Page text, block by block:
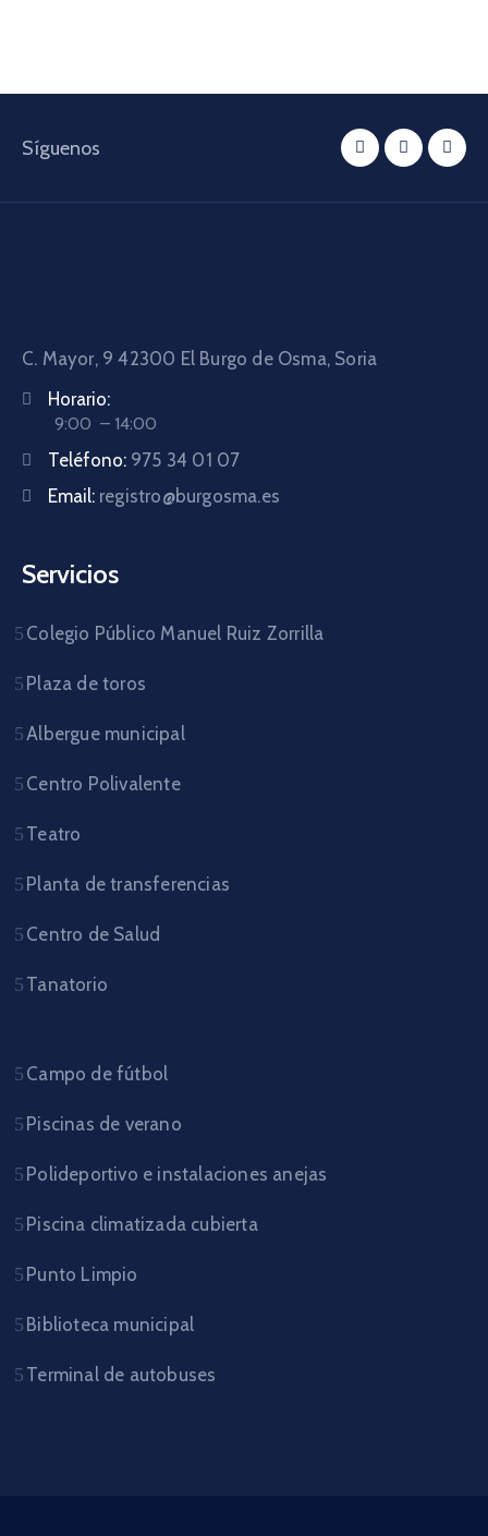
Síguenos
C. Mayor, 9 42300 El Burgo de Osma, Soria
Horario:
9:00 – 14:00
Teléfono: 975 34 01 07
Email: registro@burgosma.es
Servicios
Colegio Público Manuel Ruiz Zorrilla
Plaza de toros
Albergue municipal
Centro Polivalente
Teatro
Planta de transferencias
Centro de Salud
Tanatorio
Campo de fútbol
Piscinas de verano
Polideportivo e instalaciones anejas
Piscina climatizada cubierta
Punto Limpio
Biblioteca municipal
Terminal de autobuses